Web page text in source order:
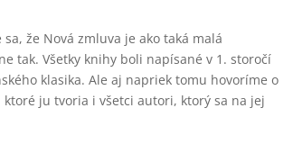
že Nová zmluva je ako taká malá
tak. Všetky knihy boli napísané v 1. storočí
klasika. Ale aj napriek tomu hovoríme o
ju tvoria i všetci autori, ktorý sa na jej